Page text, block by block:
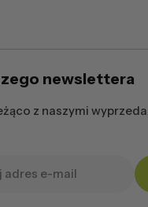
newslettera
z naszymi